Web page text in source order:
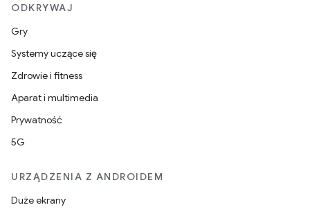
ODKRYWAJ
Gry
Systemy uczące się
Zdrowie i fitness
Aparat i multimedia
Prywatność
5G
URZĄDZENIA Z ANDROIDEM
Duże ekrany